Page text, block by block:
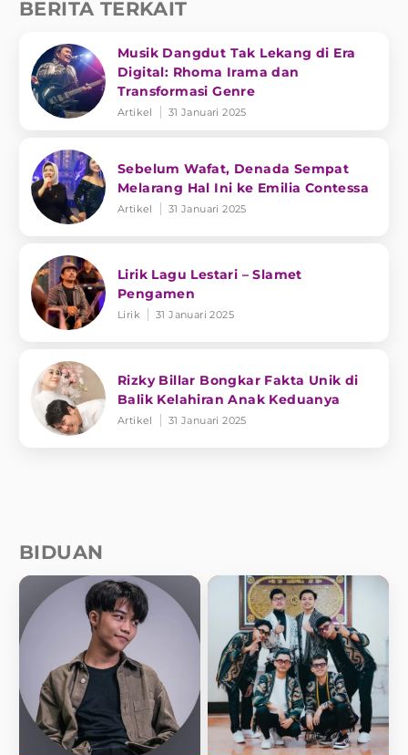
BERITA TERKAIT
Musik Dangdut Tak Lekang di Era
Digital: Rhoma Irama dan
Transformasi Genre
Artikel 31 Januari 2025
Sebelum Wafat, Denada Sempat
Melarang Hal Ini ke Emilia Contessa
Artikel 31 Januari 2025
Lirik Lagu Lestari – Slamet
Pengamen
Lirik 31 Januari 2025
Rizky Billar Bongkar Fakta Unik di
Balik Kelahiran Anak Keduanya
Artikel 31 Januari 2025
BIDUAN